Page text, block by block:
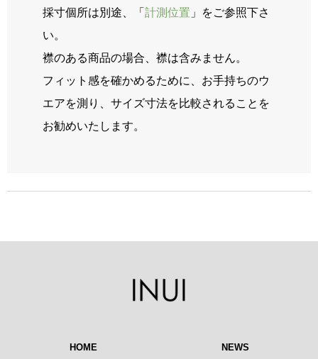
採寸個所は別途、「 計測位置 」をご参照下さ
い。
襟のある商品の場合、襟は含みません。
フィット感を確かめるために、お手持ちのウ
エアを測り、サイズ寸法を比較されることを
お勧めいたします。
HOME NEWS